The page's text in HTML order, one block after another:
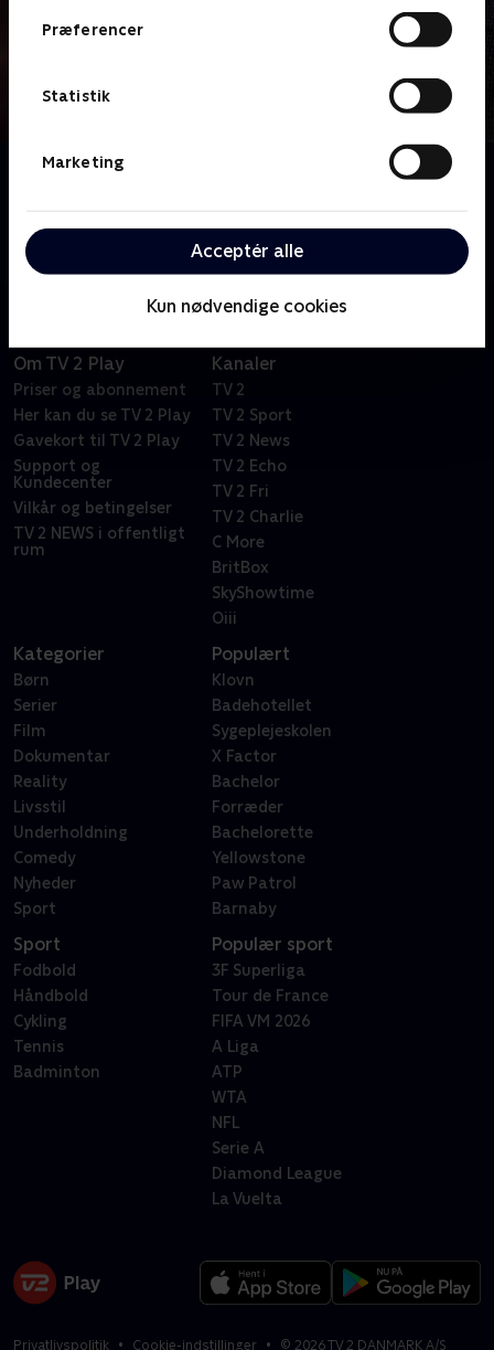
Præferencer
Statistik
Marketing
Acceptér alle
Kun nødvendige cookies
Om Luther
tager valg, som ingen andre tør tage, når han skal
opklare en sag.
Om TV 2 Play
Priser og abonnement
Her kan du se TV 2 Play
Gavekort til TV 2 Play
Support og
Kundecenter
Vilkår og betingelser
TV 2 NEWS i offentligt
rum
Kanaler
TV 2
TV 2 Sport
TV 2 News
TV 2 Echo
TV 2 Fri
TV 2 Charlie
C More
BritBox
SkyShowtime
Oiii
Kategorier
Børn
Serier
Film
Dokumentar
Reality
Livsstil
Underholdning
Comedy
Nyheder
Sport
Populært
Klovn
Badehotellet
Sygeplejeskolen
X Factor
Bachelor
Forræder
Bachelorette
Yellowstone
Paw Patrol
Barnaby
Sport
Fodbold
Håndbold
Cykling
Tennis
Badminton
Populær sport
3F Superliga
Tour de France
FIFA VM 2026
A Liga
ATP
WTA
NFL
Serie A
Diamond League
La Vuelta
Privatlivspolitik Cookie-indstillinger © 2026TV 2 DANMARK A/S